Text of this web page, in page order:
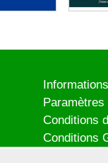
Conditions
Conditions